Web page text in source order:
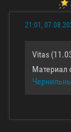
21:01,
Vitas
Материал